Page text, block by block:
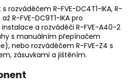
rozváděčem R-FVE-DC4T1-IKA, R-
R-FVE-DC9T1-IKA pro
a rozváděči R-FVE-A40-2
s manuálním přepínačem
nebo rozváděčem R-FVE-Z4 s
zásuvkami a jištěním.